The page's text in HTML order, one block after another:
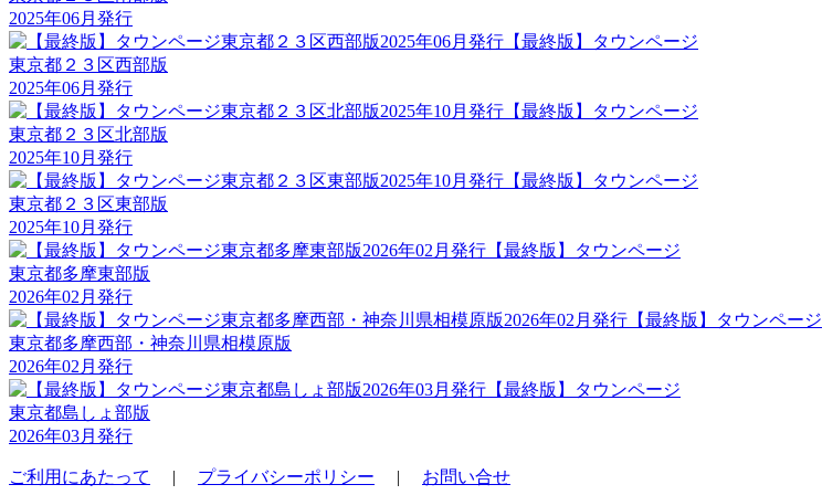
2025年06月発行
【最終版】タウンページ
東京都２３区西部版
2025年06月発行
【最終版】タウンページ
東京都２３区北部版
2025年10月発行
【最終版】タウンページ
東京都２３区東部版
2025年10月発行
【最終版】タウンページ
東京都多摩東部版
2026年02月発行
【最終版】タウンページ
東京都多摩西部・神奈川県相模原版
2026年02月発行
【最終版】タウンページ
東京都島しょ部版
2026年03月発行
ご利用にあたって | プライバシーポリシー | お問い合せ